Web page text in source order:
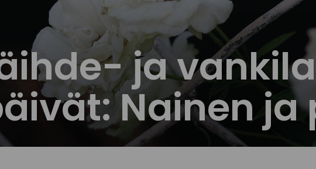
ja
Nainen ja